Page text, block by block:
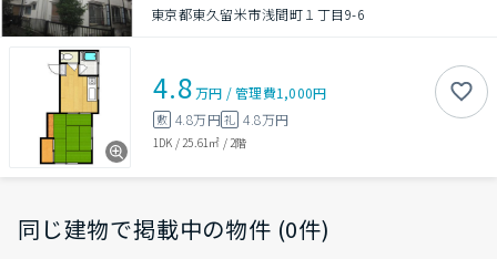
東京都東久留米市浅間町１丁目9-6
4.8万円 /管理費1,000円
敷 4.8万円礼 4.8万円
1DK / 25.61㎡ / 2階
同じ建物で掲載中の物件 (0件)